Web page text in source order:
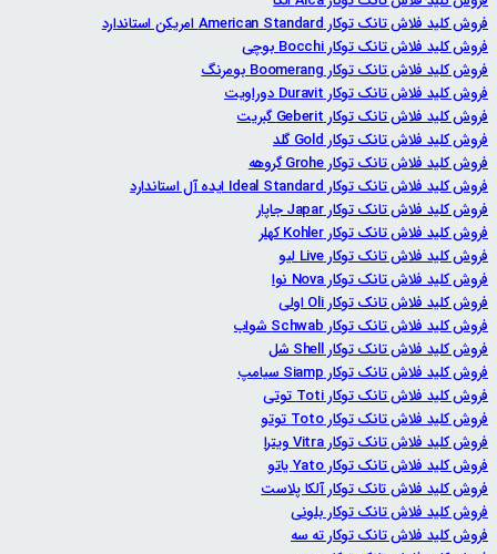
فروش کلید فلاش تانک توکار American Standard امریکن استاندارد
فروش کلید فلاش تانک توکار Bocchi بوچی
فروش کلید فلاش تانک توکار Boomerang بومرنگ
فروش کلید فلاش تانک توکار Duravit دوراویت
فروش کلید فلاش تانک توکار Geberit گبریت
فروش کلید فلاش تانک توکار Gold گلد
فروش کلید فلاش تانک توکار Grohe گروهه
فروش کلید فلاش تانک توکار Ideal Standard ایده آل استاندارد
فروش کلید فلاش تانک توکار Japar جاپار
فروش کلید فلاش تانک توکار Kohler کهلر
فروش کلید فلاش تانک توکار Live لیو
فروش کلید فلاش تانک توکار Nova نوا
فروش کلید فلاش تانک توکار Oli اولی
فروش کلید فلاش تانک توکار Schwab شواب
فروش کلید فلاش تانک توکار Shell شل
فروش کلید فلاش تانک توکار Siamp سیامپ
فروش کلید فلاش تانک توکار Toti توتی
فروش کلید فلاش تانک توکار Toto توتو
فروش کلید فلاش تانک توکار Vitra ویترا
فروش کلید فلاش تانک توکار Yato یاتو
فروش کلید فلاش تانک توکار آلکا پلاست
فروش کلید فلاش تانک توکار بلونی
فروش کلید فلاش تانک توکار ته سه